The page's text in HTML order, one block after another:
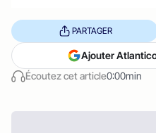
Écoutez cet article0:00min
PARTAGER
Ajouter